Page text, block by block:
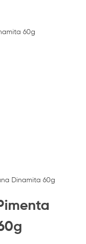
60g
Dinamita 60g